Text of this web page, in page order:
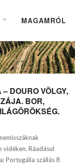
MAGAMRÓL
DOURO VÖLGY,
BOR,
vidéken. Ráadásul
Portugália szállás 8